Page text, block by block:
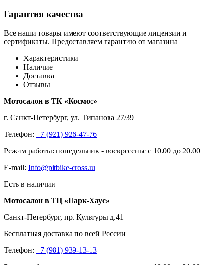
Гарантия качества
Все наши товары имеют соответствующие лицензии и
сертификаты. Предоставляем гарантию от магазина
Характеристики
Наличие
Доставка
Отзывы
Мотосалон в ТК «Космос»
г. Санкт-Петербург, ул. Типанова 27/39
Телефон: +7 (921) 926-47-76
Режим работы: понедельник - воскресенье с 10.00 до 20.00
E-mail: Info@pitbike-cross.ru
Есть в наличии
Мотосалон в ТЦ «Парк-Хаус»
Санкт-Петербург, пр. Культуры д.41
Бесплатная доставка по всей России
Телефон: +7 (981) 939-13-13